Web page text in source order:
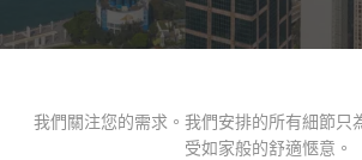
我們關注您的需求。我們安排的所有細節只
受如家般的舒適愜意。